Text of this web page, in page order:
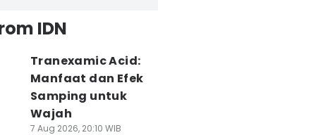
IDN
Tranexamic Acid:
Manfaat dan Efek
Samping untuk
Wajah
7 Aug 2026, 20:10 WIB